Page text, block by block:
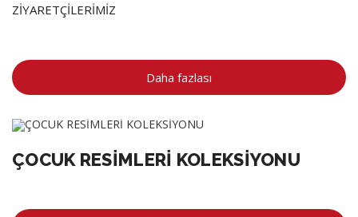
ZİYARETÇİLERİMİZ
Daha fazlası
ÇOCUK RESİMLERİ KOLEKSİYONU